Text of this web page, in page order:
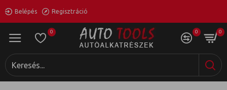
Belépés Regisztráció
0 0 0